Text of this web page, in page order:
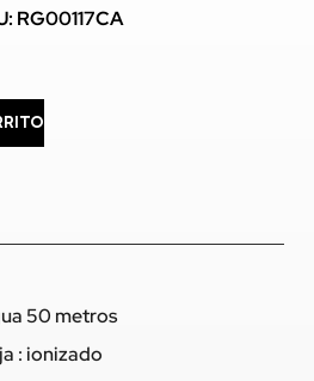
RG00117CA
50 metros
: ionizado